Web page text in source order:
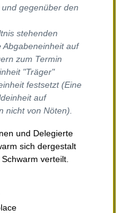
gegenüber den
stehenden
Abgabeneinheit auf
zum Termin
"Träger"
festsetzt (Eine
auf
nicht von Nöten).
und Delegierte
sich dergestalt
verteilt.